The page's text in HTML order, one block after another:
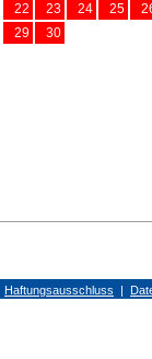
22
23 24 25
29
30
Haftungsausschluss |